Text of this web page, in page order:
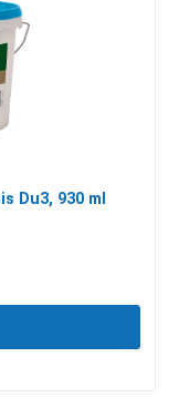
Du3, 930 ml